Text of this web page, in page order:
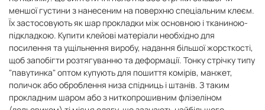
меншої густини з нанесеним на поверхню спеціальним клеєм.
Їх застосовують як шар прокладки між основною і тканиною-
підкладкою. Купити клейові матеріали необхідно для
посилення та ущільнення виробу, надання більшої жорсткості,
щоб запобігти розтягуванню та деформації. Тонку стрічку типу
"павутинка" оптом купують для пошиття комірів, манжет,
поличок або оброблення низа спідниць і штанів. З таким
прокладним шаром або з ниткопрошивним флізеліном